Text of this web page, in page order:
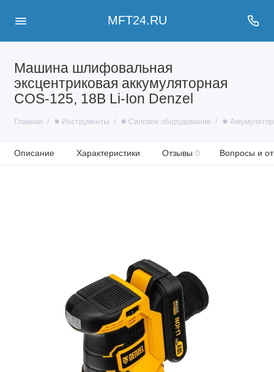
MFT24.RU
Машина шлифовальная
эксцентриковая аккумуляторная
COS-125, 18В Li-Ion Denzel
Главная ✹ Инструменты ✹ Силовое оборудование ✹
Описание Характеристики Отзывы 0 Вопросы и